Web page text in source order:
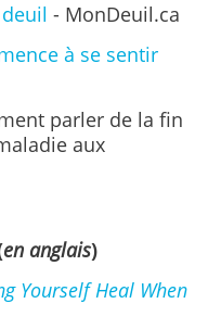
- MonDeuil.ca
à se sentir
parler de la fin
aux
en anglais)
Yourself Heal When